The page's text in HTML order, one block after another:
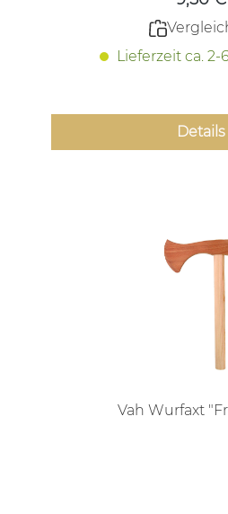
Lieferzeit ca.
Details
Vah Wurfaxt